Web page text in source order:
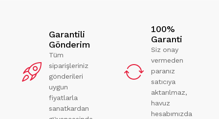
Garantili
Gönderim
Tüm
siparişleriniz
gönderileri
uygun
fiyatlarla
sanatkardan
100%
Garanti
Siz onay
vermeden
paranız
satıcıya
aktarılmaz,
havuz
hesabımızda